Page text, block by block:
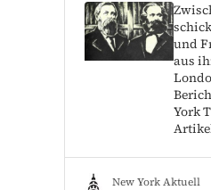
und
aus
York
New York Aktuell